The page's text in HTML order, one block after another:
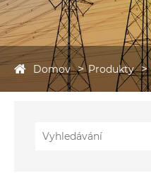
Domov Produkty